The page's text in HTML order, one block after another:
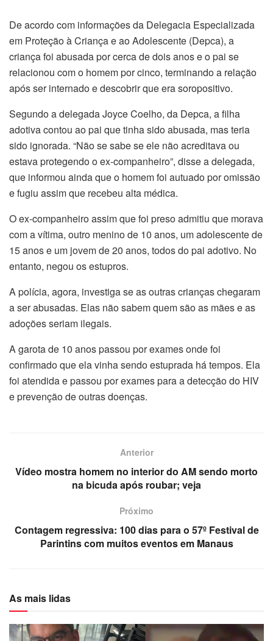
De acordo com informações da Delegacia Especializada
em Proteção à Criança e ao Adolescente (Depca), a
criança foi abusada por cerca de dois anos e o pai se
relacionou com o homem por cinco, terminando a relação
após ser internado e descobrir que era soropositivo.
Segundo a delegada Joyce Coelho, da Depca, a filha
adotiva contou ao pai que tinha sido abusada, mas teria
sido ignorada. “Não se sabe se ele não acreditava ou
estava protegendo o ex-companheiro”, disse a delegada,
que informou ainda que o homem foi autuado por omissão
e fugiu assim que recebeu alta médica.
O ex-companheiro assim que foi preso admitiu que morava
com a vítima, outro menino de 10 anos, um adolescente de
15 anos e um jovem de 20 anos, todos do pai adotivo. No
entanto, negou os estupros.
A polícia, agora, investiga se as outras crianças chegaram
a ser abusadas. Elas não sabem quem são as mães e as
adoções seriam ilegais.
A garota de 10 anos passou por exames onde foi
confirmado que ela vinha sendo estuprada há tempos. Ela
foi atendida e passou por exames para a detecção do HIV
e prevenção de outras doenças.
Anterior
Vídeo mostra homem no interior do AM sendo morto
na bicuda após roubar; veja
Próximo
Contagem regressiva: 100 dias para o 57º Festival de
Parintins com muitos eventos em Manaus
As mais lidas